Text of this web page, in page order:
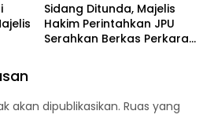
Sidang Ditunda, Majelis
Hakim Perintahkan JPU
Serahkan Berkas Perkara
akan dipublikasikan. Ruas yang